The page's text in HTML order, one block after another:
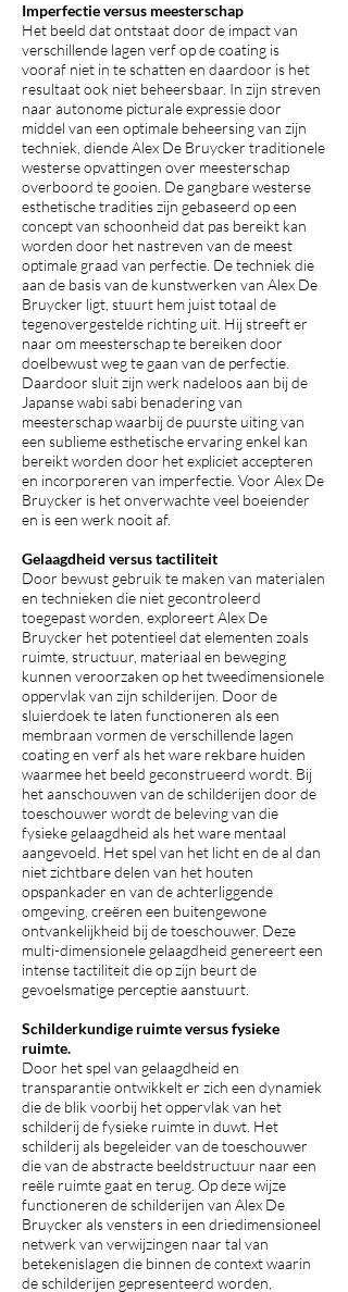
Imperfectie versus meesterschap
Het beeld dat ontstaat door de impact van
verschillende lagen verf op de coating is
vooraf niet in te schatten en daardoor is het
resultaat ook niet beheersbaar. In zijn streven
naar autonome picturale expressie door
middel van een optimale beheersing van zijn
techniek, diende Alex De Bruycker traditionele
westerse opvattingen over meesterschap
overboord te gooien. De gangbare westerse
esthetische tradities zijn gebaseerd op een
concept van schoonheid dat pas bereikt kan
worden door het nastreven van de meest
optimale graad van perfectie. De techniek die
aan de basis van de kunstwerken van Alex De
Bruycker ligt, stuurt hem juist totaal de
tegenovergestelde richting uit. Hij streeft er
naar om meesterschap te bereiken door
doelbewust weg te gaan van de perfectie.
Daardoor sluit zijn werk nadeloos aan bij de
Japanse wabi sabi benadering van
meesterschap waarbij de puurste uiting van
een sublieme esthetische ervaring enkel kan
bereikt worden door het expliciet accepteren
en incorporeren van imperfectie. Voor Alex De
Bruycker is het onverwachte veel boeiender
en is een werk nooit af.
Gelaagdheid versus tactiliteit
Door bewust gebruik te maken van materialen
en technieken die niet gecontroleerd
toegepast worden, exploreert Alex De
Bruycker het potentieel dat elementen zoals
ruimte, structuur, materiaal en beweging
kunnen veroorzaken op het tweedimensionele
oppervlak van zijn schilderijen. Door de
sluierdoek te laten functioneren als een
membraan vormen de verschillende lagen
coating en verf als het ware rekbare huiden
waarmee het beeld geconstrueerd wordt. Bij
het aanschouwen van de schilderijen door de
toeschouwer wordt de beleving van die
fysieke gelaagdheid als het ware mentaal
aangevoeld. Het spel van het licht en de al dan
niet zichtbare delen van het houten
opspankader en van de achterliggende
omgeving, creëren een buitengewone
ontvankelijkheid bij de toeschouwer. Deze
multi-dimensionele gelaagdheid genereert een
intense tactiliteit die op zijn beurt de
gevoelsmatige perceptie aanstuurt.
Schilderkundige ruimte versus fysieke
ruimte.
Door het spel van gelaagdheid en
transparantie ontwikkelt er zich een dynamiek
die de blik voorbij het oppervlak van het
schilderij de fysieke ruimte in duwt. Het
schilderij als begeleider van de toeschouwer
die van de abstracte beeldstructuur naar een
reële ruimte gaat en terug. Op deze wijze
functioneren de schilderijen van Alex De
Bruycker als vensters in een driedimensioneel
netwerk van verwijzingen naar tal van
betekenislagen die binnen de context waarin
de schilderijen gepresenteerd worden,